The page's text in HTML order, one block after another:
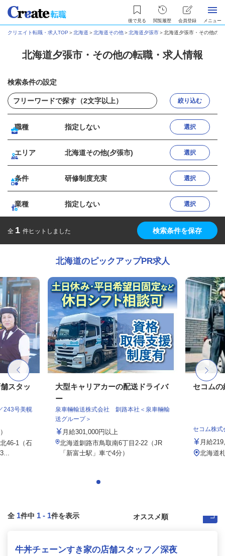
後で見る 閲覧履歴 会員登録 メニュー
クリエイト転職・求人TOP ＞北海道 ＞北海道その他＞北海道夕張市＞北海道夕張市・その他の
北海道夕張市・その他の転職・求人情報
検索条件の設定
絞り込む
職種 指定しない 選択
エリア 北海道その他(夕張市) 選択
条件 研修制度充実 選択
業種 指定しない 選択
全 1 件ヒットしました 検索条件を保存
北海道のピックアップPR求人
スタッ
243号美幌
46-1（石
大型キャリアカーの配送ドライバ
ー
泉車輛輸送株式会社 釧路本社＜泉車輛輸
送グループ＞
月給301,000円以上
北海道釧路市鳥取南6丁目2-22（JR
「新富士駅」車で4分）
セコムの
セコム株式
月給
北海道
全 1件中 1 - 1件を表示
牛丼チェーンすき家の店舗スタッフ／深夜